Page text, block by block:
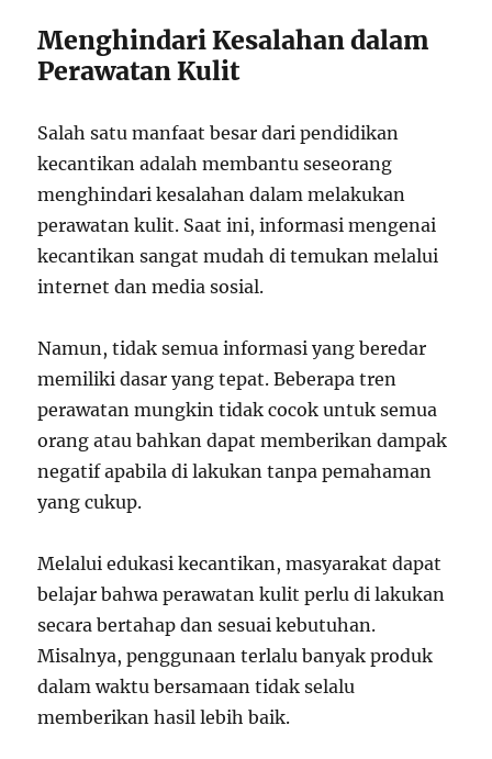
Menghindari Kesalahan dalam
Perawatan Kulit
Salah satu manfaat besar dari pendidikan
kecantikan adalah membantu seseorang
menghindari kesalahan dalam melakukan
perawatan kulit. Saat ini, informasi mengenai
kecantikan sangat mudah di temukan melalui
internet dan media sosial.
Namun, tidak semua informasi yang beredar
memiliki dasar yang tepat. Beberapa tren
perawatan mungkin tidak cocok untuk semua
orang atau bahkan dapat memberikan dampak
negatif apabila di lakukan tanpa pemahaman
yang cukup.
Melalui edukasi kecantikan, masyarakat dapat
belajar bahwa perawatan kulit perlu di lakukan
secara bertahap dan sesuai kebutuhan.
Misalnya, penggunaan terlalu banyak produk
dalam waktu bersamaan tidak selalu
memberikan hasil lebih baik.